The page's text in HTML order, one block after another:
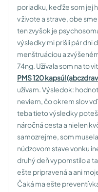
poriadku, keďže som jej
v živote a strave, obe
ten zvyšok je
výsledky mi prišli pár dni
menštruáciou a
74ng. Užívala som na to
PMS 120 kapsúl
užívam. Výsledok:
neviem, čo okrem slov
teba tieto výsledky
náročná cesta a nielen
samozrejme, som
núdzovom stave vonku
druhý deň vypomstilo a
ešte pripravená a ani
Čaká ma ešte